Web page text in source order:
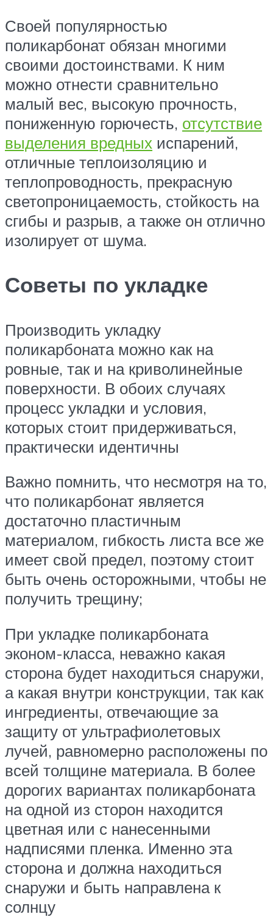
Своей популярностью
поликарбонат обязан многими
своими достоинствами. К ним
можно отнести сравнительно
малый вес, высокую прочность,
пониженную горючесть, отсутствие
выделения вредных испарений,
отличные теплоизоляцию и
теплопроводность, прекрасную
светопроницаемость, стойкость на
сгибы и разрыв, а также он отлично
изолирует от шума.
Советы по укладке
Производить укладку
поликарбоната можно как на
ровные, так и на криволинейные
поверхности. В обоих случаях
процесс укладки и условия,
которых стоит придерживаться,
практически идентичны
Важно помнить, что несмотря на то,
что поликарбонат является
достаточно пластичным
материалом, гибкость листа все же
имеет свой предел, поэтому стоит
быть очень осторожными, чтобы не
получить трещину;
При укладке поликарбоната
эконом-класса, неважно какая
сторона будет находиться снаружи,
а какая внутри конструкции, так как
ингредиенты, отвечающие за
защиту от ультрафиолетовых
лучей, равномерно расположены по
всей толщине материала. В более
дорогих вариантах поликарбоната
на одной из сторон находится
цветная или с нанесенными
надписями пленка. Именно эта
сторона и должна находиться
снаружи и быть направлена к
солнцу